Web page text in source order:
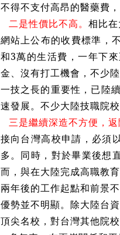
不得不支付高昂的醫藥費
二是性價比不高。相比
網站上公布的收費標準，
和3萬的生活費，一年下
金、沒有打工機會，不少
一技之長的重要性，已陸
速發展。不少大陸技職院
三是繼續深造不方便，返
接向台灣高校申請，必須
多。同時，對於畢業後想
而，與在大陸完成高職教
兩年後的工作起點和前景
優勢並不明顯。除大陸台
頂尖名校，對台灣其他院